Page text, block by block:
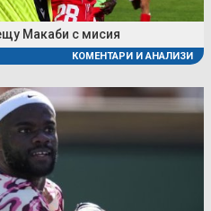
Макаби с мисия
КОМЕНТАРИ И АНАЛИЗИ